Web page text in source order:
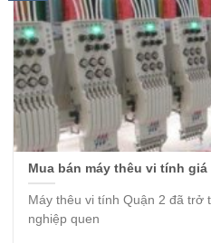
Mua bán máy thêu vi tính giá
Máy thêu vi tính Quận 2 đã trở
nghiệp quen